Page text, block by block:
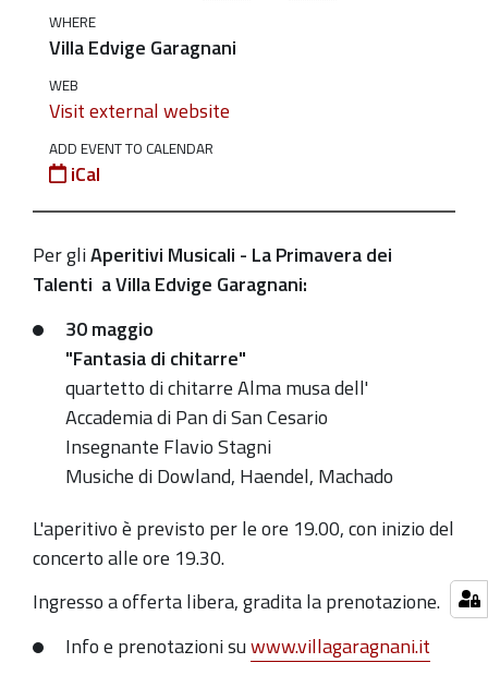
2019-
05-
30T21:30:00+02:00
Aperitivi
Musicali
dei
Talenti,
dal
maggio
Edvige
WHERE
Villa Edvige Garagnani
WEB
Visit external website
ADD EVENT TO CALENDAR
iCal
Per gliAperitivi Musicali - La Primavera dei
Talenti a Villa Edvige Garagnani:
30 maggio
"Fantasia di chitarre"
quartetto di chitarre Alma musa dell'
Accademia di Pan di San Cesario
Insegnante Flavio Stagni
Musiche di Dowland, Haendel, Machado
L'aperitivo è previsto per le ore 19.00, con inizio del
concerto alle ore 19.30.
Ingresso a offerta libera, gradita la prenotazione.
Info e prenotazioni suwww.villagaragnani.it